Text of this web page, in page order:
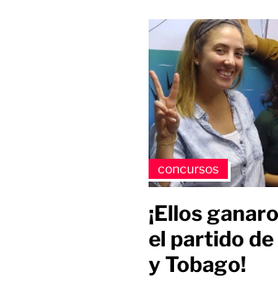
concursos
¡Ellos
el partido
y Tobago!